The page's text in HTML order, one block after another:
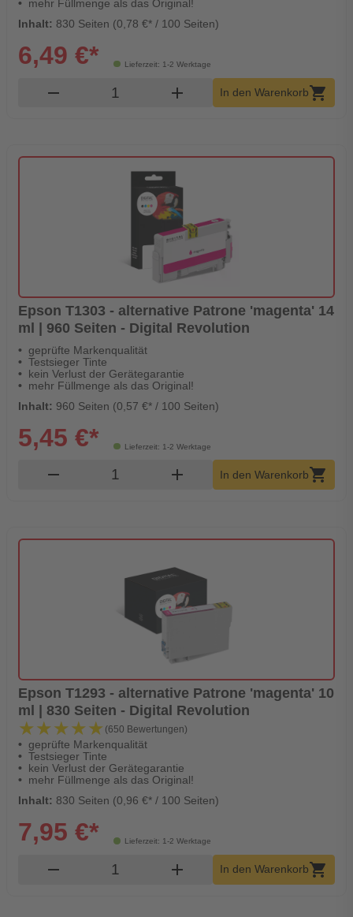
mehr Füllmenge als das Original!
Inhalt: 830 Seiten (0,78 €* / 100 Seiten)
Lieferzeit: 1-2 Werktage
6,49 €*
remove Produkt Warenkorb Menge
add In den Warenkorbshopping_cart
Epson T1303 - alternative Patrone 'magenta' 14
ml | 960 Seiten - Digital Revolution
geprüfte Markenqualität
Testsieger Tinte
kein Verlust der Gerätegarantie
mehr Füllmenge als das Original!
Inhalt: 960 Seiten (0,57 €* / 100 Seiten)
Lieferzeit: 1-2 Werktage
5,45 €*
remove Produkt Warenkorb Menge
add In den Warenkorbshopping_cart
Epson T1293 - alternative Patrone 'magenta' 10
ml | 830 Seiten - Digital Revolution
★★★★★
★★★★★ (650 Bewertungen)
geprüfte Markenqualität
Testsieger Tinte
kein Verlust der Gerätegarantie
mehr Füllmenge als das Original!
Inhalt: 830 Seiten (0,96 €* / 100 Seiten)
Lieferzeit: 1-2 Werktage
7,95 €*
remove Produkt Warenkorb Menge
add In den Warenkorbshopping_cart